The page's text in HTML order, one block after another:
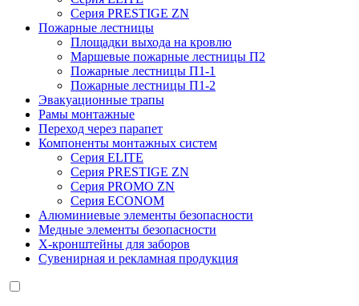
Серия PRESTIGE ZN
Пожарные лестницы
Площадки выхода на кровлю
Маршевые пожарные лестницы П2
Пожарные лестницы П1-1
Пожарные лестницы П1-2
Эвакуационные трапы
Рамы монтажные
Переход через парапет
Компоненты монтажных систем
Серия ELITE
Серия PRESTIGE ZN
Серия PROMO ZN
Серия ECONOM
Алюминиевые элементы безопасности
Медные элементы безопасности
X-кронштейны для заборов
Сувенирная и рекламная продукция